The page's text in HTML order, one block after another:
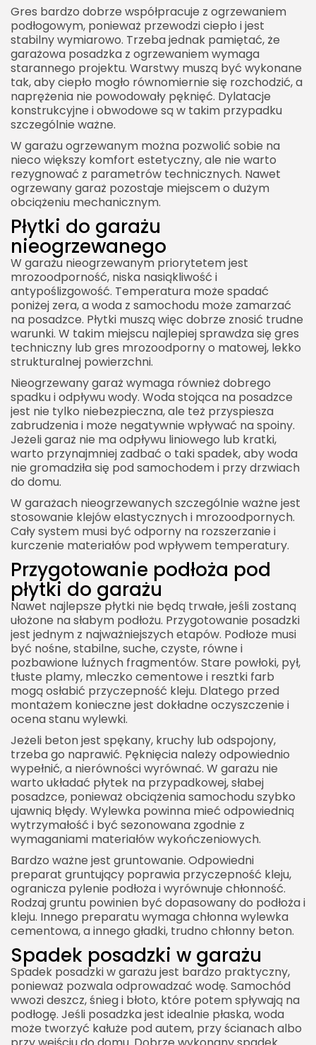
Gres bardzo dobrze współpracuje z ogrzewaniem
podłogowym, ponieważ przewodzi ciepło i jest
stabilny wymiarowo. Trzeba jednak pamiętać, że
garażowa posadzka z ogrzewaniem wymaga
starannego projektu. Warstwy muszą być wykonane
tak, aby ciepło mogło równomiernie się rozchodzić, a
naprężenia nie powodowały pęknięć. Dylatacje
konstrukcyjne i obwodowe są w takim przypadku
szczególnie ważne.
W garażu ogrzewanym można pozwolić sobie na
nieco większy komfort estetyczny, ale nie warto
rezygnować z parametrów technicznych. Nawet
ogrzewany garaż pozostaje miejscem o dużym
obciążeniu mechanicznym.
Płytki do garażu
nieogrzewanego
W garażu nieogrzewanym priorytetem jest
mrozoodporność, niska nasiąkliwość i
antypoślizgowość. Temperatura może spadać
poniżej zera, a woda z samochodu może zamarzać
na posadzce. Płytki muszą więc dobrze znosić trudne
warunki. W takim miejscu najlepiej sprawdza się gres
techniczny lub gres mrozoodporny o matowej, lekko
strukturalnej powierzchni.
Nieogrzewany garaż wymaga również dobrego
spadku i odpływu wody. Woda stojąca na posadzce
jest nie tylko niebezpieczna, ale też przyspiesza
zabrudzenia i może negatywnie wpływać na spoiny.
Jeżeli garaż nie ma odpływu liniowego lub kratki,
warto przynajmniej zadbać o taki spadek, aby woda
nie gromadziła się pod samochodem i przy drzwiach
do domu.
W garażach nieogrzewanych szczególnie ważne jest
stosowanie klejów elastycznych i mrozoodpornych.
Cały system musi być odporny na rozszerzanie i
kurczenie materiałów pod wpływem temperatury.
Przygotowanie podłoża pod
płytki do garażu
Nawet najlepsze płytki nie będą trwałe, jeśli zostaną
ułożone na słabym podłożu. Przygotowanie posadzki
jest jednym z najważniejszych etapów. Podłoże musi
być nośne, stabilne, suche, czyste, równe i
pozbawione luźnych fragmentów. Stare powłoki, pył,
tłuste plamy, mleczko cementowe i resztki farb
mogą osłabić przyczepność kleju. Dlatego przed
montażem konieczne jest dokładne oczyszczenie i
ocena stanu wylewki.
Jeżeli beton jest spękany, kruchy lub odspojony,
trzeba go naprawić. Pęknięcia należy odpowiednio
wypełnić, a nierówności wyrównać. W garażu nie
warto układać płytek na przypadkowej, słabej
posadzce, ponieważ obciążenia samochodu szybko
ujawnią błędy. Wylewka powinna mieć odpowiednią
wytrzymałość i być sezonowana zgodnie z
wymaganiami materiałów wykończeniowych.
Bardzo ważne jest gruntowanie. Odpowiedni
preparat gruntujący poprawia przyczepność kleju,
ogranicza pylenie podłoża i wyrównuje chłonność.
Rodzaj gruntu powinien być dopasowany do podłoża i
kleju. Innego preparatu wymaga chłonna wylewka
cementowa, a innego gładki, trudno chłonny beton.
Spadek posadzki w garażu
Spadek posadzki w garażu jest bardzo praktyczny,
ponieważ pozwala odprowadzać wodę. Samochód
wwozi deszcz, śnieg i błoto, które potem spływają na
podłogę. Jeśli posadzka jest idealnie płaska, woda
może tworzyć kałuże pod autem, przy ścianach albo